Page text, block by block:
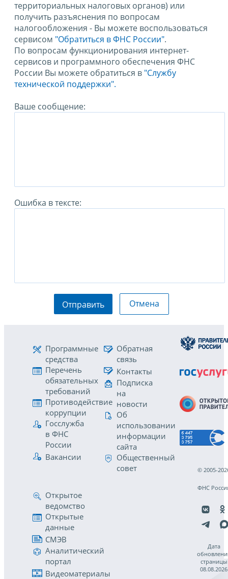
территориальных налоговых органов) или
получить разъяснения по вопросам
налогообложения - Вы можете воспользоваться
сервисом "Обратиться в ФНС России".
По вопросам функционирования интернет-
сервисов и программного обеспечения ФНС
России Вы можете обратиться в "Службу
технической поддержки".
Ваше сообщение:
Ошибка в тексте:
Отправить Отмена
Программные
средства
Перечень
обязательных
требований
Противодействие
коррупции
Госслужба
в ФНС
России
Вакансии
Обратная
связь
Контакты
Подписка
на
новости
Об
использовании
информации
сайта
Общественный
совет
Открытое
ведомство
Открытые
данные
СМЭВ
Аналитический
портал
Видеоматериалы
© 2005-
ФНС
Дата
страницы
08.08.2026